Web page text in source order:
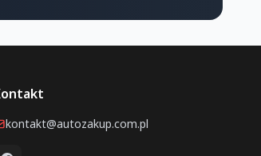
kontakt@autozakup.com.pl